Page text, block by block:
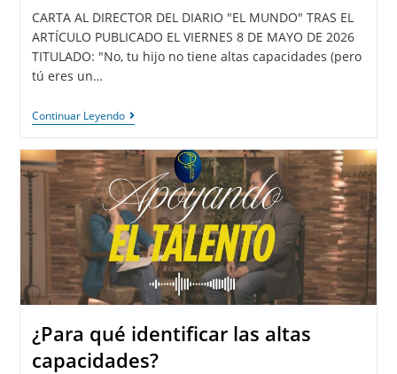
CARTA AL DIRECTOR DEL DIARIO "EL MUNDO" TRAS EL
ARTÍCULO PUBLICADO EL VIERNES 8 DE MAYO DE 2026
TITULADO: "No, tu hijo no tiene altas capacidades (pero
tú eres un…
Continuar Leyendo
¿Para qué identificar las altas
capacidades?